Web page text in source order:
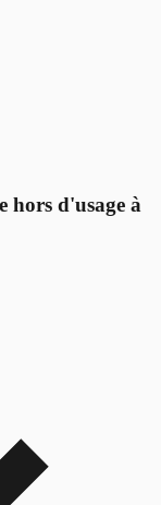
hors d'usage à